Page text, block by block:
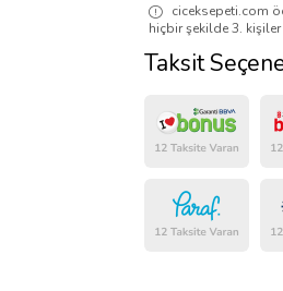
ciceksepeti.com
hiçbir şekilde 3.
Taksit